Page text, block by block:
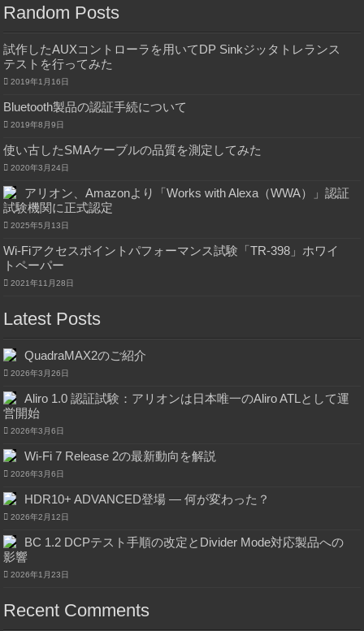
Random Posts
試作したAUXコントローラを用いてDP Sinkジッタトレランス
テストを行ってみた
2019年1月16日
Bluetooth製品の認証手続について
2019年8月9日
使い古したSMAケーブルの品質を測定してみた
2020年3月24日
アリオン、Amazonより「Works with Alexa（WWA）」認証
試験機関に正式認定
2025年5月13日
Wi-Fiアクセスポイントパフォーマンス試験「TR-398」ホワイ
トペーパー
2021年11月28日
Latest Posts
QuadraMAX2のご紹介
2026年3月26日
Aliro 1.0 認証試験：アリオンは日本唯一のAliro ATLとして運
営開始
2026年3月6日
Wi-Fi 7 Release 2の最新動向を解説
2026年3月6日
HDR10+ ADVANCED登場 ― 何が変わった？
2026年2月12日
BC 1.2 DCPテスト手順の改定とDivider Mode対応製品への
影響
2026年1月23日
Recent Comments